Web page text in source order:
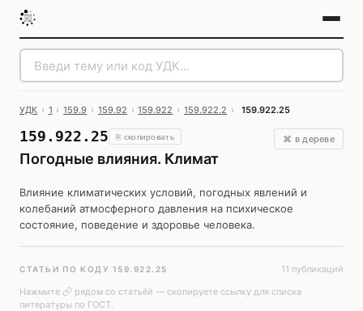
УДК › 1 › 159.9 › 159.92 › 159.922 › 159.922.2 › 159.922.25
159.922.25 ⎘ скопировать
Погодные влияния. Климат
⌘ в дереве
Влияние климатических условий, погодных явлений и
колебаний атмосферного давления на психическое
состояние, поведение и здоровье человека.
СТАТЬИ ПО КОДУ 159.922.25
11 публикаций
Нажмите
рядом со статьёй — скопируете ссылку для списка
литературы по ГОСТ.